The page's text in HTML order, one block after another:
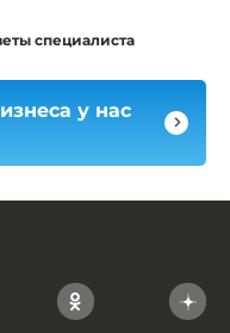
специалиста
у нас